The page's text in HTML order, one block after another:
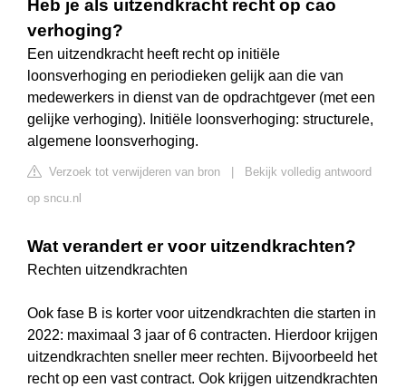
Heb je als uitzendkracht recht op cao
verhoging?
Een uitzendkracht heeft recht op initiële
loonsverhoging en periodieken gelijk aan die van
medewerkers in dienst van de opdrachtgever (met een
gelijke verhoging). Initiële loonsverhoging: structurele,
algemene loonsverhoging.
Verzoek tot verwijderen van bron
Bekijk volledig antwoord
op sncu.nl
Wat verandert er voor uitzendkrachten?
Rechten uitzendkrachten
Ook fase B is korter voor uitzendkrachten die starten in
2022: maximaal 3 jaar of 6 contracten. Hierdoor krijgen
uitzendkrachten sneller meer rechten. Bijvoorbeeld het
recht op een vast contract. Ook krijgen uitzendkrachten